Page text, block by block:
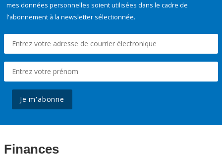
mes données personnelles soient utilisées dans le cadre de
l'abonnement à la newsletter sélectionnée.
Je m'abonne
Finances